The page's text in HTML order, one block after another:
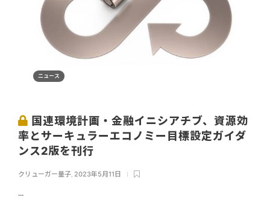
ニュース
国連環境計画・金融イニシアチブ、資源効
率とサーキュラーエコノミー目標設定ガイダ
ンス2版を刊行
クリューガー量子, 2023年5月11日
...